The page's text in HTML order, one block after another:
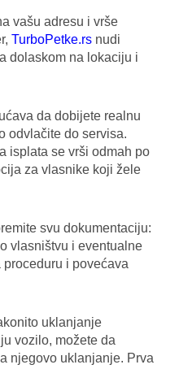
vašu adresu i vrše
TurboPetke.rs nudi
dolaskom na lokaciju i
da dobijete realnu
odvlačite do servisa.
isplata se vrši odmah po
za vlasnike koji žele
svu dokumentaciju:
vlasništvu i eventualne
i povećava
uklanjanje
vozilo, možete da
njegovo uklanjanje. Prva